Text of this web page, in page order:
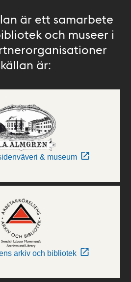
är ett samarbete
och museer i
är:
& museum
arkiv och bibliotek